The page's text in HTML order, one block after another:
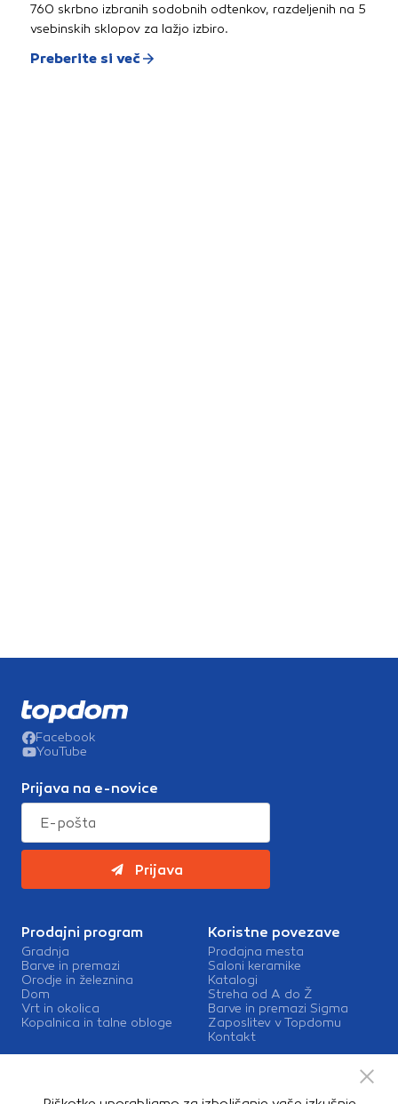
760 skrbno izbranih sodobnih odtenkov, razdeljenih na 5
vsebinskih sklopov za lažjo izbiro.
Preberite si več
Facebook
YouTube
Prijava na e-novice
Prijava
Prodajni program
Gradnja
Barve in premazi
Orodje in železnina
Dom
Vrt in okolica
Kopalnica in talne obloge
Koristne povezave
Prodajna mesta
Saloni keramike
Katalogi
Streha od A do Ž
Barve in premazi Sigma
Zaposlitev v Topdomu
Kontakt